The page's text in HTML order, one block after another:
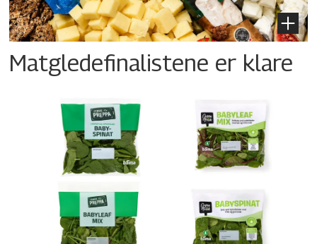
Matgledefinalistene er klare